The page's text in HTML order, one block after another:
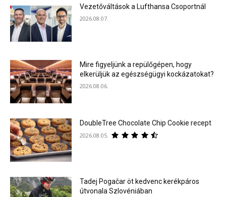
Vezetőváltások a Lufthansa Csoportnál
2026.08.07.
Mire figyeljünk a repülőgépen, hogy
elkerüljük az egészségügyi kockázatokat?
2026.08.06.
DoubleTree Chocolate Chip Cookie recept
2026.08.05.
Tadej Pogačar öt kedvenc kerékpáros
útvonala Szlovéniában